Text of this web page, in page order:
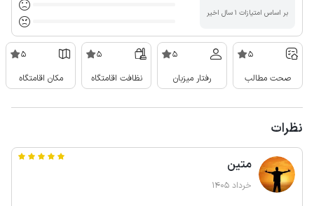
بر اساس امتیازات ۱ سال اخیر
5
صحت مطالب
5
رفتار میزبان
5
نظافت اقامتگاه
5
مکان اقامتگاه
نظرات
متین
خرداد 1405